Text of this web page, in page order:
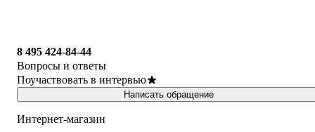
8 495 424-84-44
Вопросы и ответы
Поучаствовать в интервью
Написать обращение
Интернет-магазин